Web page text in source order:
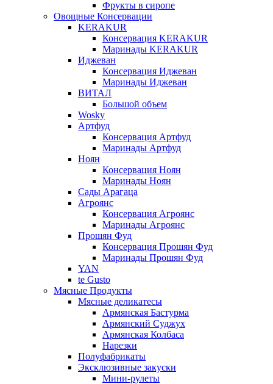
Фрукты в сиропе
Овощные Консервации
KERAKUR
Консервация KERAKUR
Маринады KERAKUR
Иджеван
Консервация Иджеван
Маринады Иджеван
ВИТАЛ
Большой объем
Wosky
Артфуд
Консервация Артфуд
Маринады Артфуд
Ноян
Консервация Ноян
Маринады Ноян
Сады Арагаца
Агроянс
Консервация Агроянс
Маринады Агроянс
Прошян Фуд
Консервация Прошян Фуд
Маринады Прошян Фуд
YAN
te Gusto
Мясные Продукты
Мясные деликатесы
Армянская Бастурма
Армянский Суджух
Армянская Колбаса
Нарезки
Полуфабрикаты
Эксклюзивные закуски
Мини-рулеты